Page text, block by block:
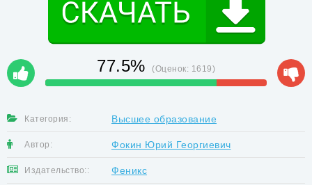
77.5% (Оценок: 1619)
Категория: Высшее образование
Автор: Фокин Юрий Георгиевич
Издательство:: Феникс